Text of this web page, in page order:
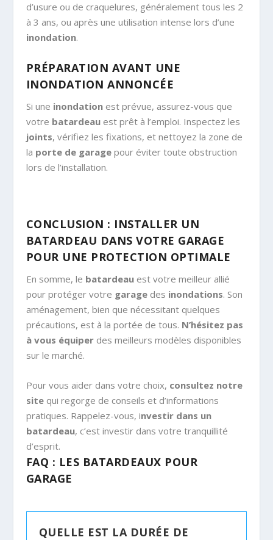
d’usure ou de craquelures, généralement tous les 2
à 3 ans, ou après une utilisation intense lors d’une
inondation.
PRÉPARATION AVANT UNE
INONDATION ANNONCÉE
Si une inondationest prévue, assurez-vous que
votre batardeauest prêt à l’emploi. Inspectez les
joints, vérifiez les fixations, et nettoyez la zone de
la porte de garagepour éviter toute obstruction
lors de l’installation.
CONCLUSION : INSTALLER UN
BATARDEAU DANS VOTRE GARAGE
POUR UNE PROTECTION OPTIMALE
En somme, le batardeauest votre meilleur allié
pour protéger votre garagedes inondations. Son
aménagement, bien que nécessitant quelques
précautions, est à la portée de tous. N’hésitez pas
à vous équiperdes meilleurs modèles disponibles
sur le marché.
Pour vous aider dans votre choix, consultez notre
sitequi regorge de conseils et d’informations
pratiques. Rappelez-vous, investir dans un
batardeau, c’est investir dans votre tranquillité
d’esprit.
FAQ : LES BATARDEAUX POUR
GARAGE
QUELLE EST LA DURÉE DE